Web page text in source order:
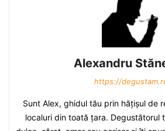
Alexandru
https://
Sunt Alex, ghidul tău prin hăţişul de
localuri din toată ţara. Degustătorul